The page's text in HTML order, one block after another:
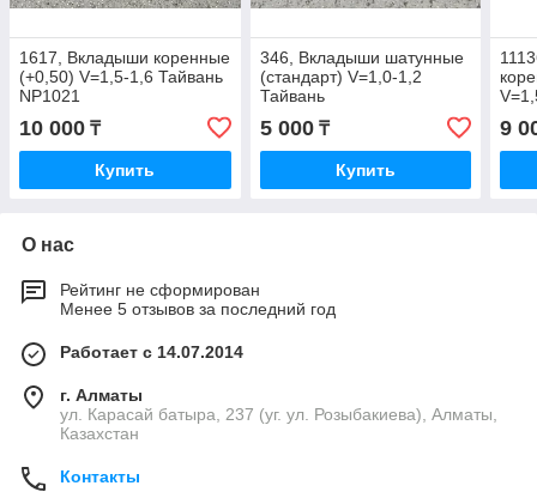
1617, Вкладыши коренные
(+0,50) V=1,5-1,6 Тайвань
NP1021
10 000 ₸
Купить
346, Вкладыши шатунные
(стандарт) V=1,0-1,2
Тайвань
5 000₸
Купить
9
О нас
Рейтинг не сформирован
Менее 5 отзывов за последний год
Работает с 14.07.2014
г. Алматы
ул. Карасай батыра, 237 (уг. ул. Розыбакиева), Алматы,
Казахстан
Контакты